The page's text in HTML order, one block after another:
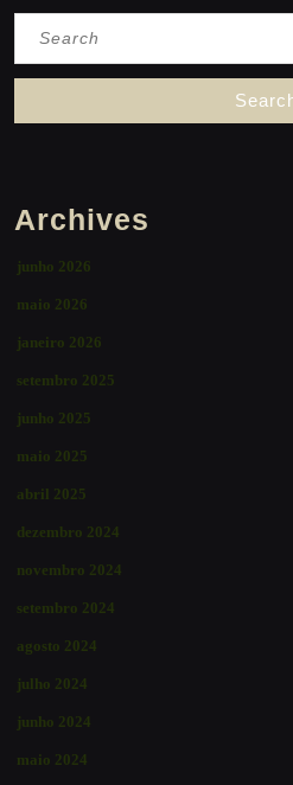
Archives
junho 2026
maio 2026
janeiro 2026
setembro 2025
junho 2025
maio 2025
abril 2025
dezembro 2024
novembro 2024
setembro 2024
agosto 2024
julho 2024
junho 2024
maio 2024